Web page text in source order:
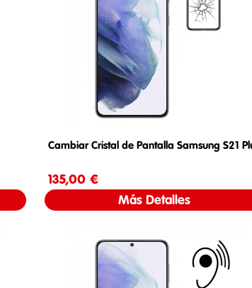
Cambiar Cristal de Pantalla Samsung S21
135,00 €
Más Detalles